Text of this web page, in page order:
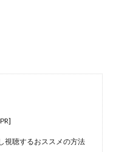
視聴するおススメの方法